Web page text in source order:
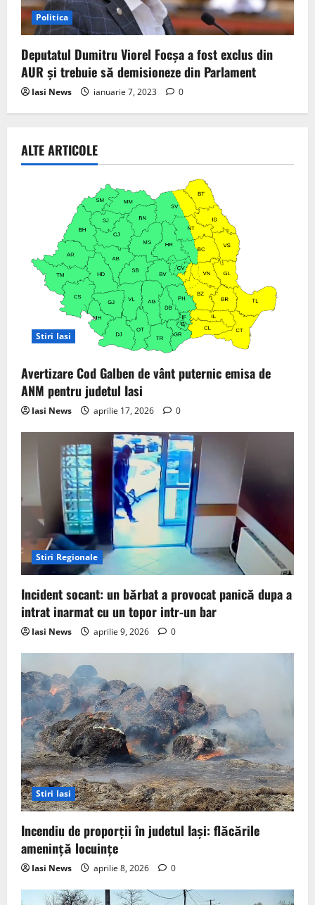
Politica
Deputatul Dumitru Viorel Focșa a fost exclus din
AUR și trebuie să demisioneze din Parlament
Iasi News ianuarie 7, 2023 0
ALTE ARTICOLE
Stiri Iasi
Avertizare Cod Galben de vânt puternic emisa de
ANM pentru judetul Iasi
Iasi News aprilie 17, 2026 0
Stiri Regionale
Incident socant: un bărbat a provocat panică dupa a
intrat inarmat cu un topor intr-un bar
Iasi News aprilie 9, 2026 0
Stiri Iasi
Incendiu de proporții în judetul Iași: flăcările
amenință locuințe
Iasi News aprilie 8, 2026 0